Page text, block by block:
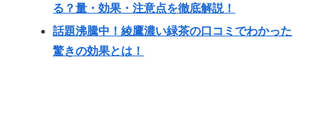
る？量・効果・注意点を徹底解説！
話題沸騰中！綾鷹濃い緑茶の口コミでわかった
驚きの効果とは！